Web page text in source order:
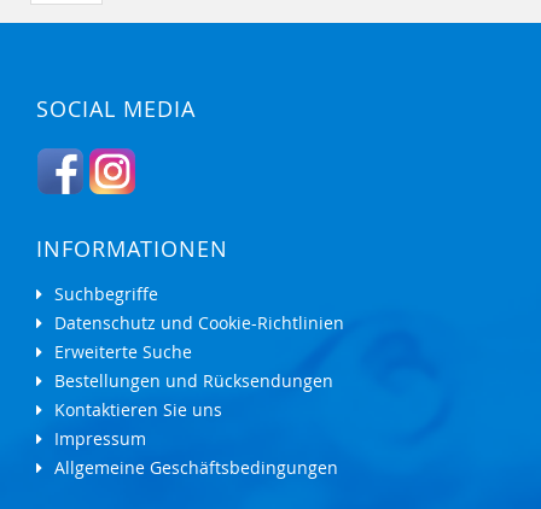
SOCIAL MEDIA
INFORMATIONEN
Suchbegriffe
Datenschutz und Cookie-Richtlinien
Erweiterte Suche
Bestellungen und Rücksendungen
Kontaktieren Sie uns
Impressum
Allgemeine Geschäftsbedingungen